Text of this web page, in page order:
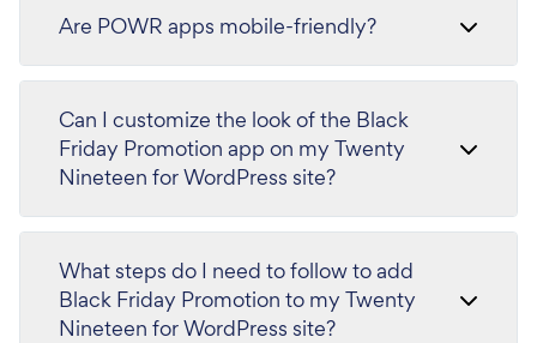
Are POWR apps mobile-friendly?
Can I customize the look of the Black
Friday Promotion app on my Twenty
Nineteen for WordPress site?
What steps do I need to follow to add
Black Friday Promotion to my Twenty
Nineteen for WordPress site?